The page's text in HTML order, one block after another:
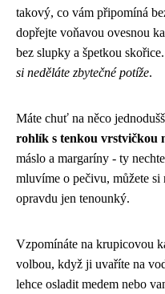
takový, co vám připomíná
dopřejte voňavou ovesnou
bez slupky a špetkou skořice.
si neděláte zbytečné potíže.
Máte chuť na něco
rohlík s tenkou vrstvičkou
máslo a margaríny - ty
mluvíme o pečivu, můžete
opravdu jen tenounký.
Vzpomínáte na krupicovou
volbou, když ji uvaříte na
lehce osladit medem nebo